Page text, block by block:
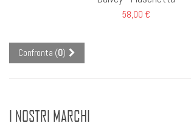
58,00 €
Confronta (0)
I NOSTRI MARCHI